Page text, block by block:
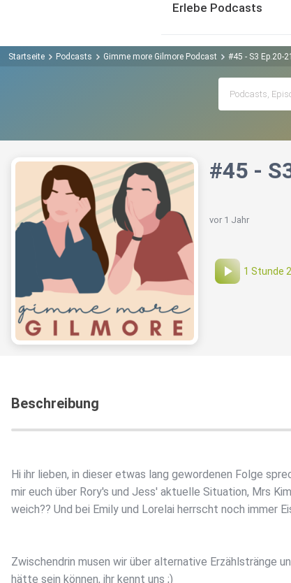
Erlebe Podcasts
Startseite Podcasts Gimme more Gilmore Podcast #45 - S3 Ep.20-
#45 -
vor 1 Jahr
1 Stunde
Beschreibung
Hi ihr lieben, in dieser etwas lang gewordenen Folge
mir euch über Rory's und Jess' aktuelle Situation, Mrs
weich?? Und bei Emily und Lorelai herrscht noch immer
Zwischendrin musen wir über alternative Erzählstränge
hätte sein können, ihr kennt uns ;)